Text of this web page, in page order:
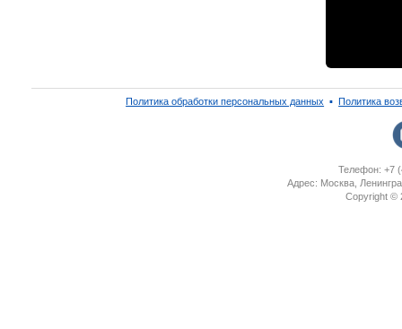
Политика обработки персональных данных ▪ Политика
Телефон: +7
Адрес: Москва,
Copyright ©